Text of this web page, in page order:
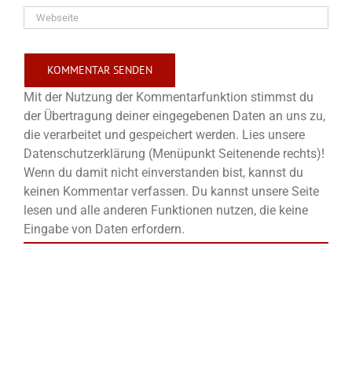
Mit der Nutzung der Kommentarfunktion stimmst du
der Übertragung deiner eingegebenen Daten an uns zu,
die verarbeitet und gespeichert werden. Lies unsere
Datenschutzerklärung (Menüpunkt Seitenende rechts)!
Wenn du damit nicht einverstanden bist, kannst du
keinen Kommentar verfassen. Du kannst unsere Seite
lesen und alle anderen Funktionen nutzen, die keine
Eingabe von Daten erfordern.